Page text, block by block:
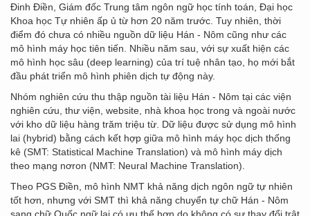
Đinh Điền, Giám đốc Trung tâm ngôn ngữ học tính toán, Đại học
Khoa học Tự nhiên ấp ủ từ hơn 20 năm trước. Tuy nhiên, thời
điểm đó chưa có nhiều nguồn dữ liệu Hán - Nôm cũng như các
mô hình máy học tiên tiến. Nhiều năm sau, với sự xuất hiện các
mô hình học sâu (deep learning) của trí tuệ nhân tạo, họ mới bắt
đầu phát triển mô hình phiên dịch tự động này.
Nhóm nghiên cứu thu thập nguồn tài liệu Hán - Nôm tại các viện
nghiên cứu, thư viện, website, nhà khoa học trong và ngoài nước
với kho dữ liệu hàng trăm triệu từ. Dữ liệu được sử dụng mô hình
lai (hybrid) bằng cách kết hợp giữa mô hình máy học dịch thống
kê (SMT: Statistical Machine Translation) và mô hình máy dịch
theo mạng nơron (NMT: Neural Machine Translation).
Theo PGS Điền, mô hình NMT khả năng dịch ngôn ngữ tự nhiên
tốt hơn, nhưng với SMT thì khả năng chuyển tự chữ Hán - Nôm